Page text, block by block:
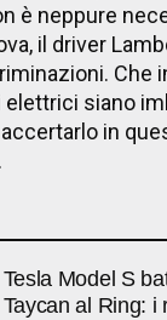
è neppure
il driver
Che
siano
in
Tesla Model S
Taycan al Ring: i